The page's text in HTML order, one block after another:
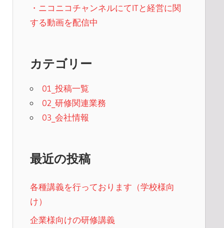
・ニコニコチャンネルにてITと経営に関
する動画を配信中
カテゴリー
01_投稿一覧
02_研修関連業務
03_会社情報
最近の投稿
各種講義を行っております（学校様向
け）
企業様向けの研修講義